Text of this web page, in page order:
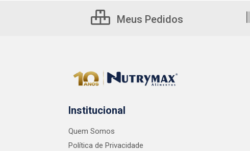
Meus Pedidos
Institucional
Quem Somos
Política de Privacidade